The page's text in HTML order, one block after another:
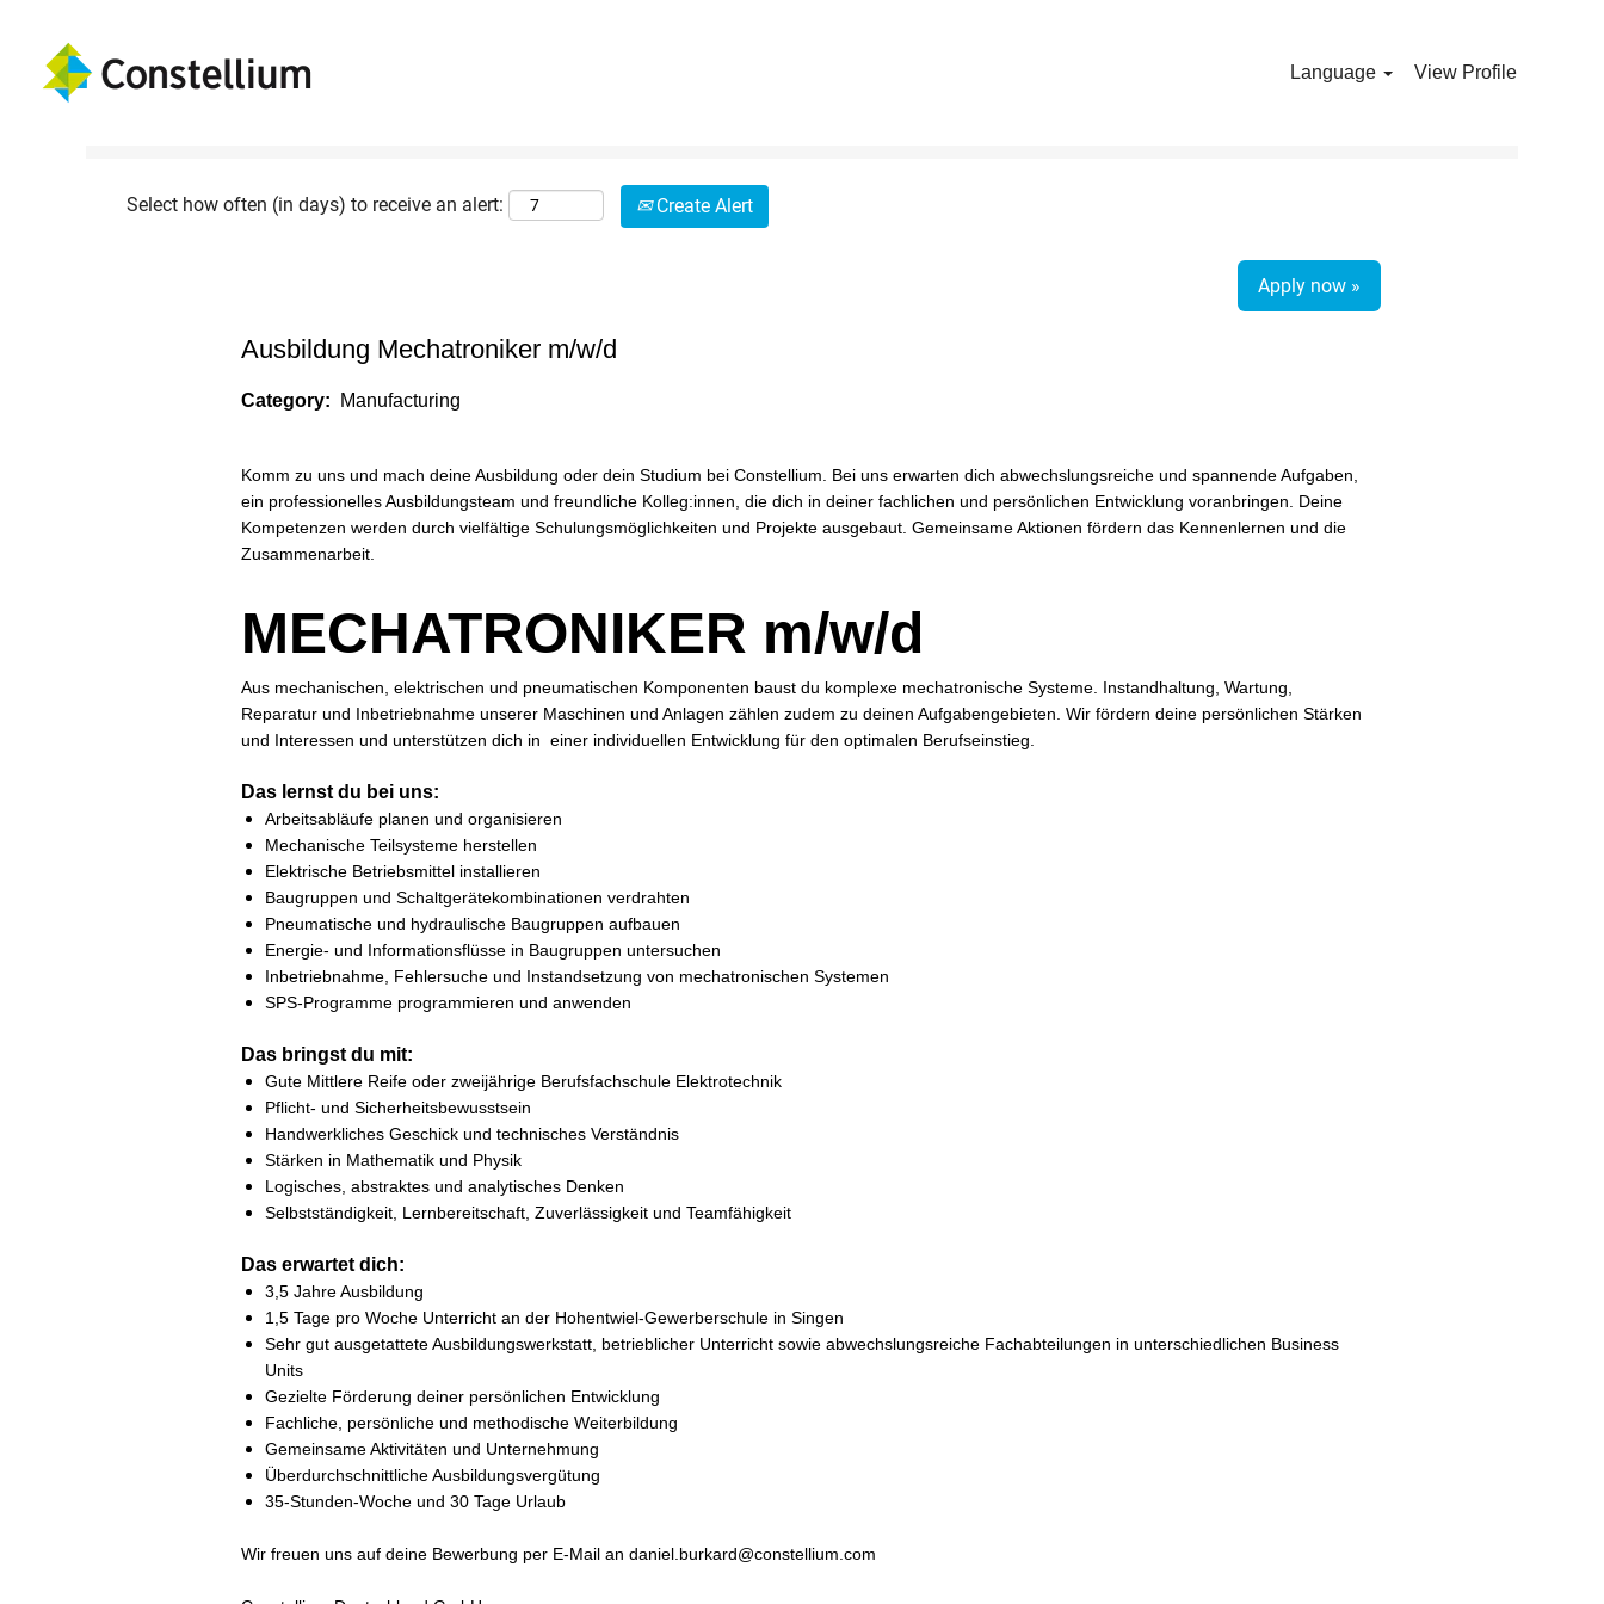
Language View Profile
Show More Options
Select how often (in days) to receive an alert: Create Alert
Apply now »
Ausbildung Mechatroniker m/w/d
Category: Manufacturing
Komm zu uns und mach deine Ausbildung oder dein Studium bei Constellium. Bei uns erwarten dich abwechslungsreiche und spannende Aufgaben,
ein professionelles Ausbildungsteam und freundliche Kolleg:innen, die dich in deiner fachlichen und persönlichen Entwicklung voranbringen. Deine
Kompetenzen werden durch vielfältige Schulungsmöglichkeiten und Projekte ausgebaut. Gemeinsame Aktionen fördern das Kennenlernen und die
Zusammenarbeit.
MECHATRONIKER m/w/d
Aus mechanischen, elektrischen und pneumatischen Komponenten baust du komplexe mechatronische Systeme. Instandhaltung, Wartung,
Reparatur und Inbetriebnahme unserer Maschinen und Anlagen zählen zudem zu deinen Aufgabengebieten. Wir fördern deine persönlichen Stärken
und Interessen und unterstützen dich in einer individuellen Entwicklung für den optimalen Berufseinstieg.
Das lernst du bei uns:
Arbeitsabläufe planen und organisieren
Mechanische Teilsysteme herstellen
Elektrische Betriebsmittel installieren
Baugruppen und Schaltgerätekombinationen verdrahten
Pneumatische und hydraulische Baugruppen aufbauen
Energie- und Informationsflüsse in Baugruppen untersuchen
Inbetriebnahme, Fehlersuche und Instandsetzung von mechatronischen Systemen
SPS-Programme programmieren und anwenden
Das bringst du mit:
Gute Mittlere Reife oder zweijährige Berufsfachschule Elektrotechnik
Pflicht- und Sicherheitsbewusstsein
Handwerkliches Geschick und technisches Verständnis
Stärken in Mathematik und Physik
Logisches, abstraktes und analytisches Denken
Selbstständigkeit, Lernbereitschaft, Zuverlässigkeit und Teamfähigkeit
Das erwartet dich:
3,5 Jahre Ausbildung
1,5 Tage pro Woche Unterricht an der Hohentwiel-Gewerberschule in Singen
Sehr gut ausgetattete Ausbildungswerkstatt, betrieblicher Unterricht sowie abwechslungsreiche Fachabteilungen in unterschiedlichen Business
Units
Gezielte Förderung deiner persönlichen Entwicklung
Fachliche, persönliche und methodische Weiterbildung
Gemeinsame Aktivitäten und Unternehmung
Überdurchschnittliche Ausbildungsvergütung
35-Stunden-Woche und 30 Tage Urlaub
Wir freuen uns auf deine Bewerbung per E-Mail an daniel.burkard@constellium.com